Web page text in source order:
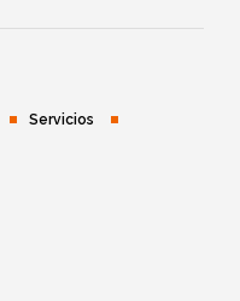
Servicios